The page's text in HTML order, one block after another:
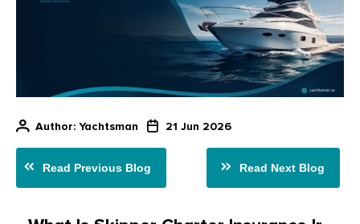
Author: Yachtsman 21 Jun 2026
Read Previous Blog Read Next Blog